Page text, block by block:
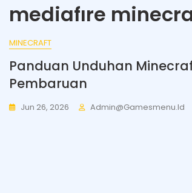
mediafıre
MINECRAFT
Panduan Unduhan
Pembaruan
Jun 26, 2026 Admin@gamesmenu.id